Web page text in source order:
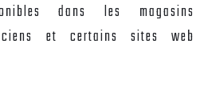
dans les magasins
et certains sites web